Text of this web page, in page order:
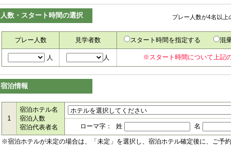
人数・スタート時間の選択 プレー人数が4名以
プレー人数 見学者数 スタート時間を指定する 混
人 人 ※スタート時間について上記
宿泊情報
1
宿泊ホテル名
宿泊人数
宿泊代表者名
ローマ字： 姓 名
※宿泊ホテルが未定の場合は、「未定」を選択し、宿泊ホテル確定後に、ご予